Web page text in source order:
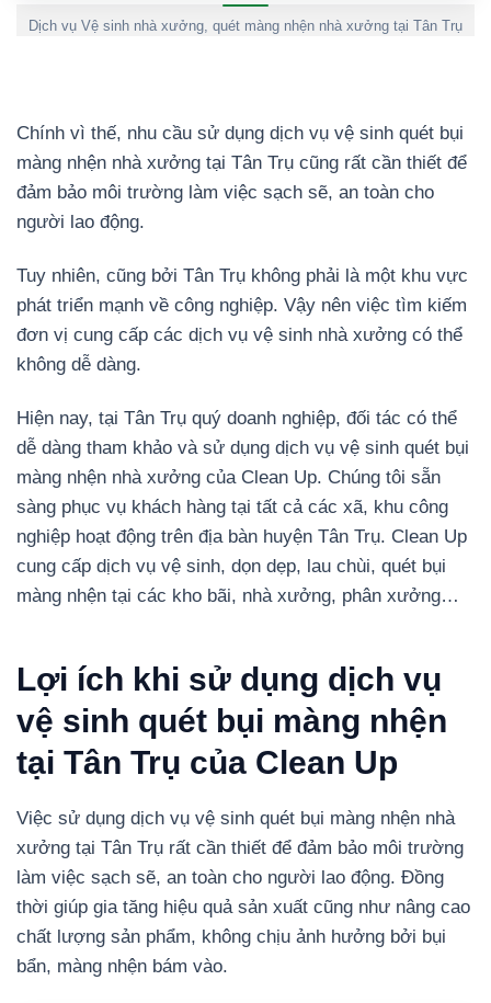
Dịch vụ Vệ sinh nhà xưởng, quét màng nhện nhà xưởng tại Tân Trụ
Chính vì thế, nhu cầu sử dụng dịch vụ vệ sinh quét bụi
màng nhện nhà xưởng tại Tân Trụ cũng rất cần thiết để
đảm bảo môi trường làm việc sạch sẽ, an toàn cho
người lao động.
Tuy nhiên, cũng bởi Tân Trụ không phải là một khu vực
phát triển mạnh về công nghiệp. Vậy nên việc tìm kiếm
đơn vị cung cấp các dịch vụ vệ sinh nhà xưởng có thể
không dễ dàng.
Hiện nay, tại Tân Trụ quý doanh nghiệp, đối tác có thể
dễ dàng tham khảo và sử dụng dịch vụ vệ sinh quét bụi
màng nhện nhà xưởng của Clean Up. Chúng tôi sẵn
sàng phục vụ khách hàng tại tất cả các xã, khu công
nghiệp hoạt động trên địa bàn huyện Tân Trụ. Clean Up
cung cấp dịch vụ vệ sinh, dọn dẹp, lau chùi, quét bụi
màng nhện tại các kho bãi, nhà xưởng, phân xưởng…
Lợi ích khi sử dụng dịch vụ
vệ sinh quét bụi màng nhện
tại Tân Trụ của Clean Up
Việc sử dụng dịch vụ vệ sinh quét bụi màng nhện nhà
xưởng tại Tân Trụ rất cần thiết để đảm bảo môi trường
làm việc sạch sẽ, an toàn cho người lao động. Đồng
thời giúp gia tăng hiệu quả sản xuất cũng như nâng cao
chất lượng sản phẩm, không chịu ảnh hưởng bởi bụi
bẩn, màng nhện bám vào.